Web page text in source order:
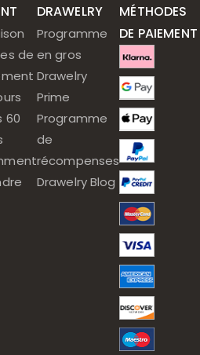
de
60
DRAWELRY
Programme
en gros
Drawelry
Prime
Programme
de
récompenses
Drawelry Blog
MÉTHODES
DE PAIEMENT